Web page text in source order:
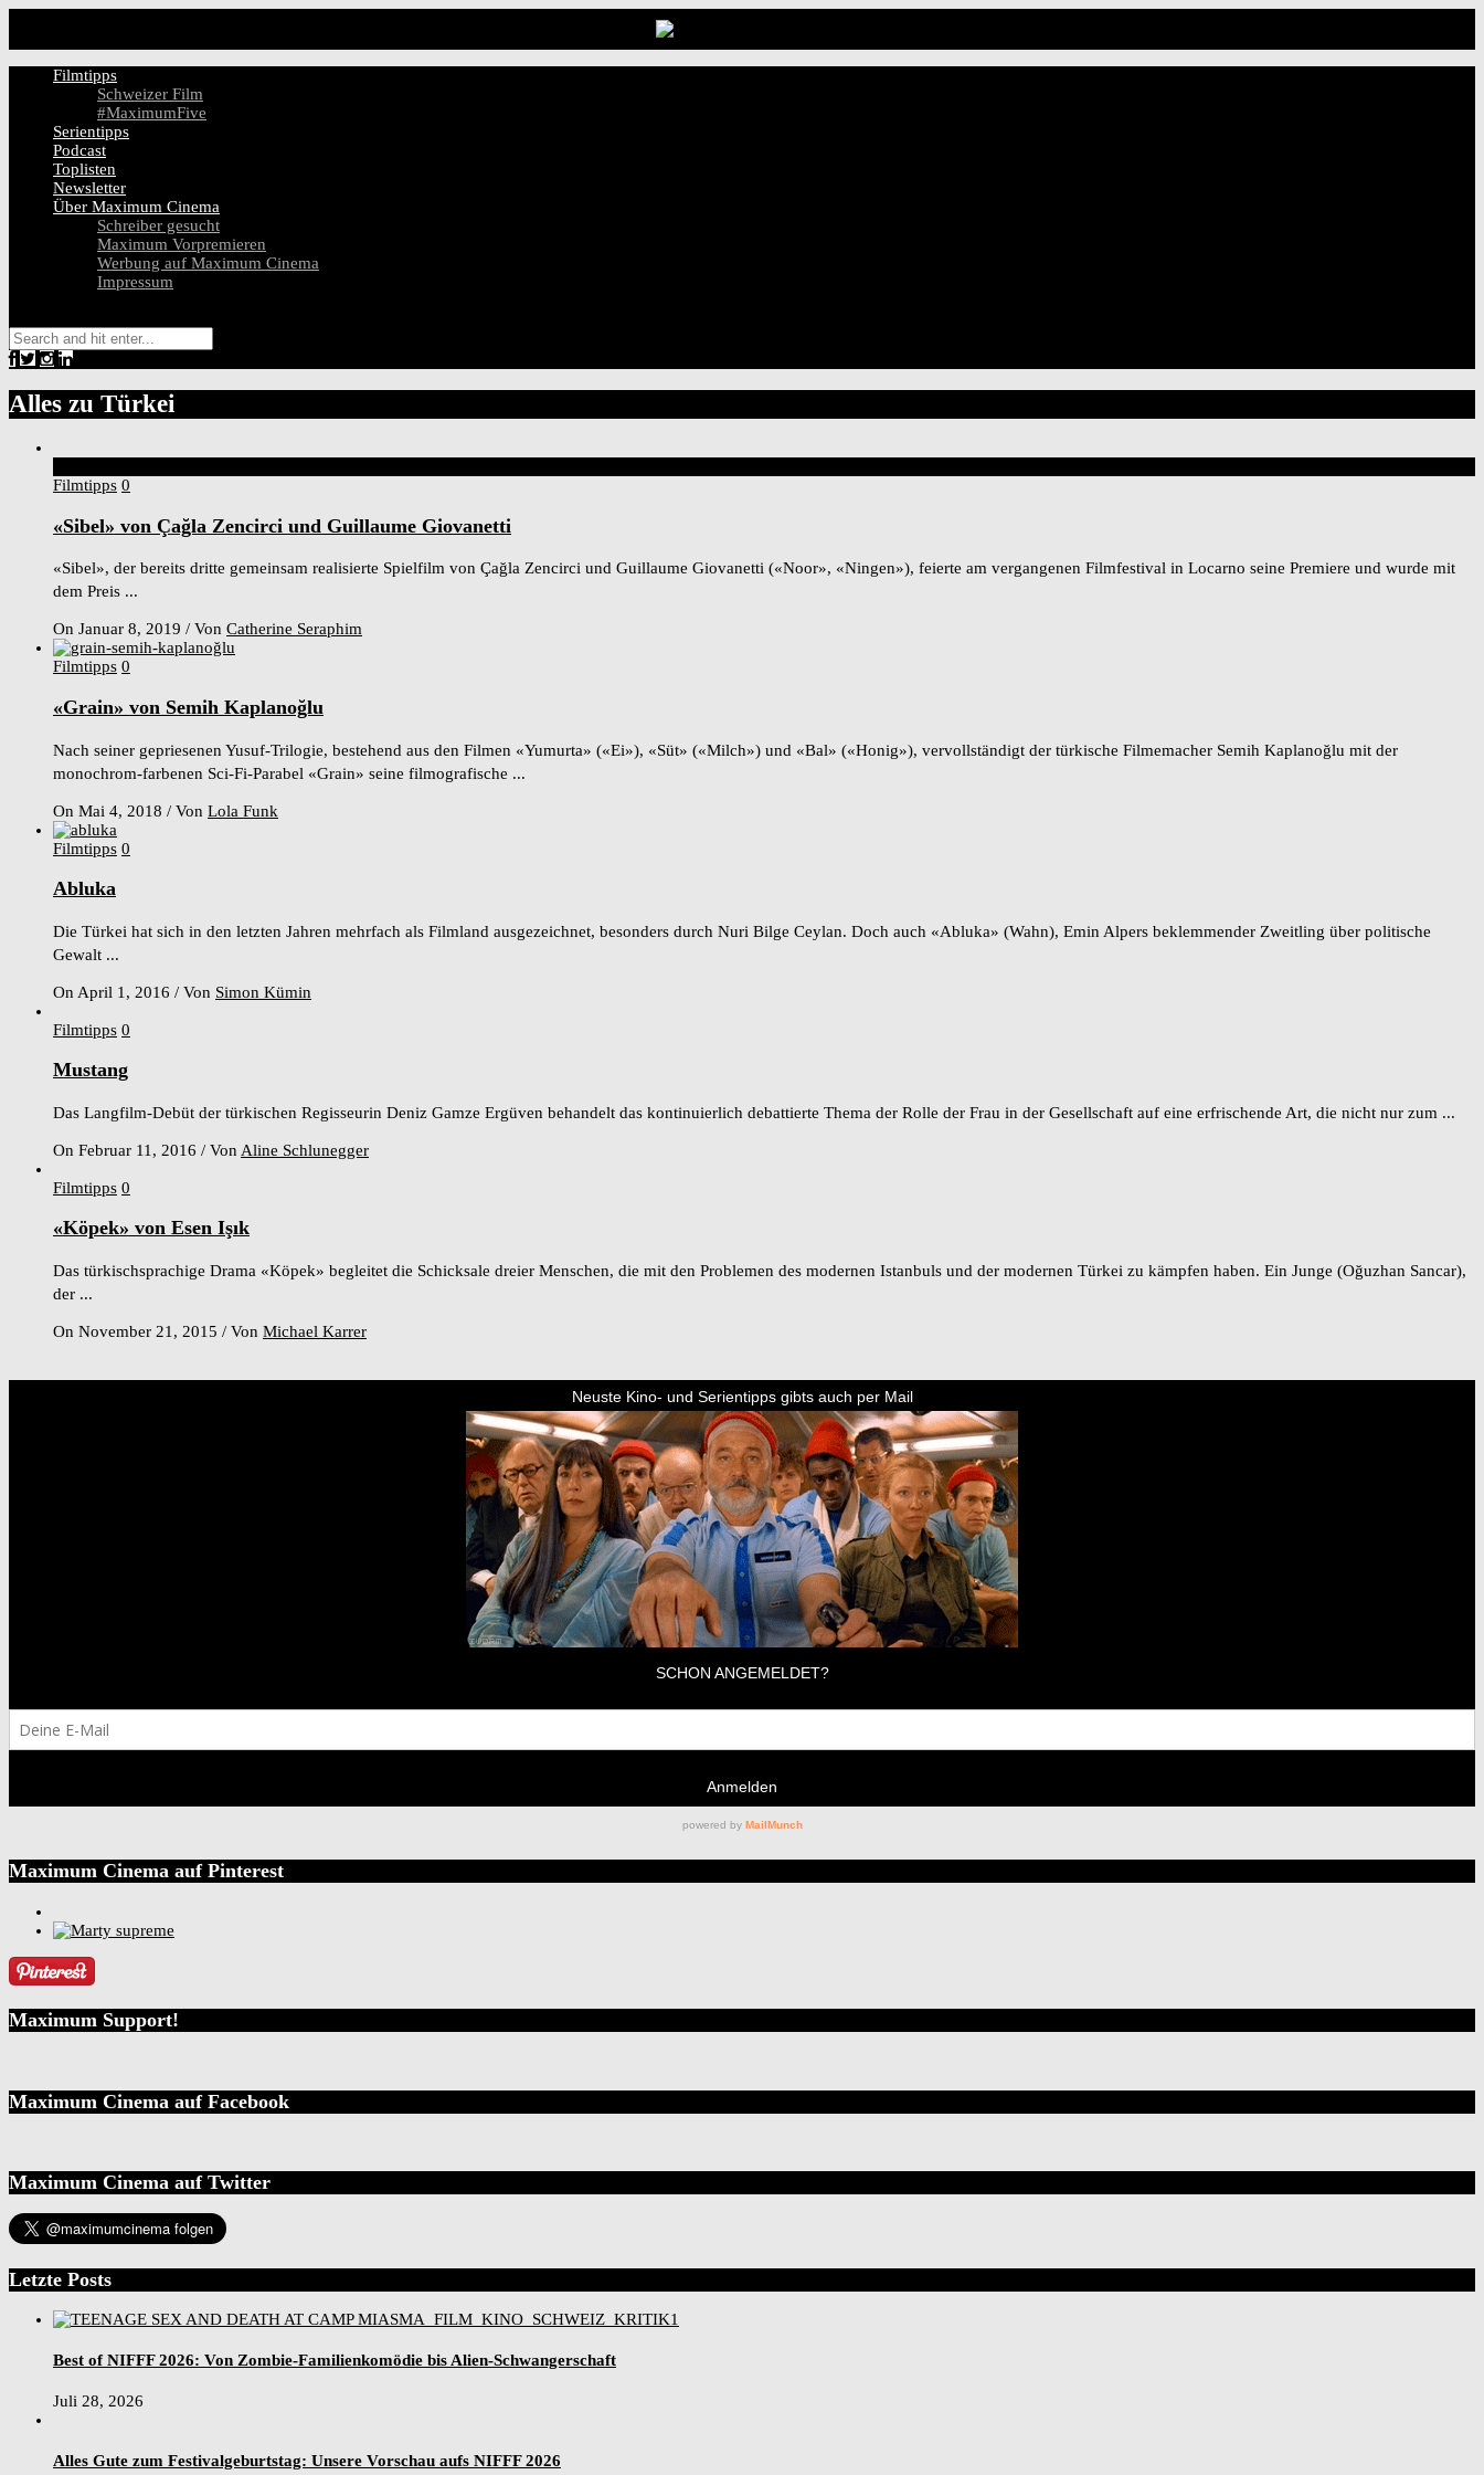
Filmtipps
Schweizer Film
#MaximumFive
Serientipps
Podcast
Toplisten
Newsletter
Über Maximum Cinema
Schreiber gesucht
Maximum Vorpremieren
Werbung auf Maximum Cinema
Impressum
Alles zu Türkei
Filmtipps 0
«Sibel» von Çağla Zencirci und Guillaume Giovanetti
«Sibel», der bereits dritte gemeinsam realisierte Spielfilm von Çağla Zencirci und Guillaume Giovanetti («Noor», «Ningen»), feierte am vergangenen Filmfestival in Locarno seine Premiere und wurde mit
dem Preis ...
On Januar 8, 2019 / Von Catherine Seraphim
Filmtipps 0
«Grain» von Semih Kaplanoğlu
Nach seiner gepriesenen Yusuf-Trilogie, bestehend aus den Filmen «Yumurta» («Ei»), «Süt» («Milch») und «Bal» («Honig»), vervollständigt der türkische Filmemacher Semih Kaplanoğlu mit der
monochrom-farbenen Sci-Fi-Parabel «Grain» seine filmografische ...
On Mai 4, 2018 / Von Lola Funk
Filmtipps 0
Abluka
Die Türkei hat sich in den letzten Jahren mehrfach als Filmland ausgezeichnet, besonders durch Nuri Bilge Ceylan. Doch auch «Abluka» (Wahn), Emin Alpers beklemmender Zweitling über politische
Gewalt ...
On April 1, 2016 / Von Simon Kümin
Filmtipps 0
Mustang
Das Langfilm-Debüt der türkischen Regisseurin Deniz Gamze Ergüven behandelt das kontinuierlich debattierte Thema der Rolle der Frau in der Gesellschaft auf eine erfrischende Art, die nicht nur zum ...
On Februar 11, 2016 / Von Aline Schlunegger
Filmtipps 0
«Köpek» von Esen Işık
Das türkischsprachige Drama «Köpek» begleitet die Schicksale dreier Menschen, die mit den Problemen des modernen Istanbuls und der modernen Türkei zu kämpfen haben. Ein Junge (Oğuzhan Sancar),
der ...
On November 21, 2015 / Von Michael Karrer
Maximum Cinema auf Pinterest
Maximum Support!
Maximum Cinema auf Facebook
Maximum Cinema auf Twitter
Letzte Posts
Best of NIFFF 2026: Von Zombie-Familienkomödie bis Alien-Schwangerschaft
Juli 28, 2026
Alles Gute zum Festivalgeburtstag: Unsere Vorschau aufs NIFFF 2026